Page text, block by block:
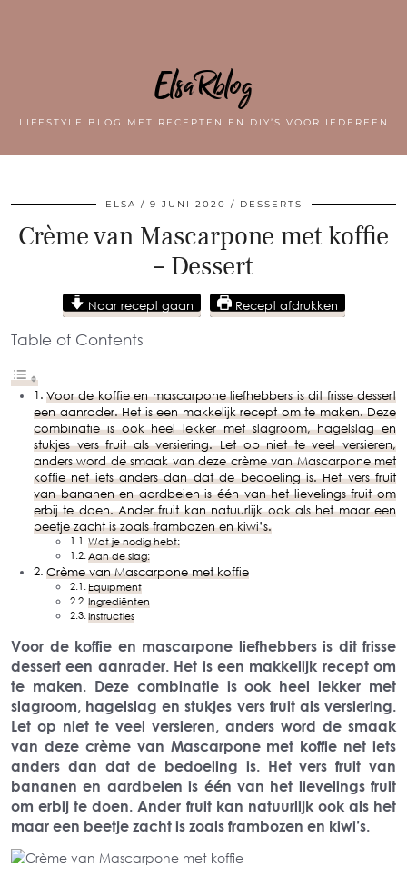
ElsaRblog
LIFESTYLE BLOG MET RECEPTEN EN DIY’S VOOR IEDEREEN
ELSA 9 JUNI 2020 DESSERTS
Crème van Mascarpone met koffie
– Dessert
Naar recept gaan Recept afdrukken
Table of Contents
Voor de koffie en mascarpone liefhebbers is dit frisse dessert
een aanrader. Het is een makkelijk recept om te maken. Deze
combinatie is ook heel lekker met slagroom, hagelslag en
stukjes vers fruit als versiering. Let op niet te veel versieren,
anders word de smaak van deze crème van Mascarpone met
koffie net iets anders dan dat de bedoeling is. Het vers fruit
van bananen en aardbeien is één van het lievelings fruit om
erbij te doen. Ander fruit kan natuurlijk ook als het maar een
beetje zacht is zoals frambozen en kiwi’s.
Wat je nodig hebt:
Aan de slag:
Crème van Mascarpone met koffie
Equipment
Ingrediënten
Instructies
Voor de koffie en mascarpone liefhebbers is dit frisse
dessert een aanrader. Het is een makkelijk recept om
te maken. Deze combinatie is ook heel lekker met
slagroom, hagelslag en stukjes vers fruit als versiering.
Let op niet te veel versieren, anders word de smaak
van deze crème van Mascarpone met koffie net iets
anders dan dat de bedoeling is. Het vers fruit van
bananen en aardbeien is één van het lievelings fruit
om erbij te doen. Ander fruit kan natuurlijk ook als het
maar een beetje zacht is zoals frambozen en kiwi’s.